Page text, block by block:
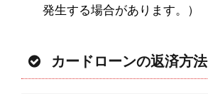
発生する場合があります。）
カードローンの返済方法